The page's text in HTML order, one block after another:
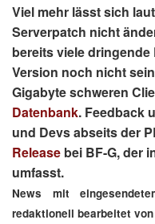
Viel mehr lässt sich
Serverpatch nicht
bereits viele dringende
Version noch nicht
Gigabyte schweren
Datenbank. Feedback
und Devs abseits der
Release bei BF-G, der
umfasst.
News mit
redaktionell bearbeitet von